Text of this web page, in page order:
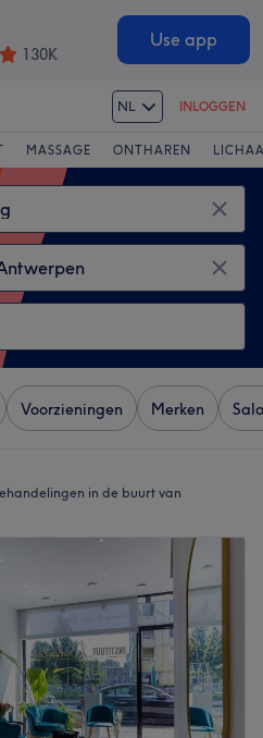
130K
Use app
NL INLOGGEN
MASSAGE ONTHAREN
Voorzieningen Merken
in de buurt van